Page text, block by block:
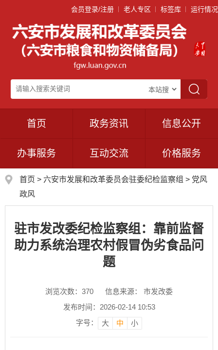
会员登录/注册 老人专区 标签库 运行情况
首页 政务资讯 信息公开
办事服务 互动交流 价格服务
首页 > 六安市发展和改革委员会驻委纪检监察组 > 党风
政风
驻市发改委纪检监察组：靠前监督
助力系统治理农村假冒伪劣食品问
题
浏览次数： 370
信息来源： 市发改委
发布时间：2026-02-14 10:53
字号：
大 中 小